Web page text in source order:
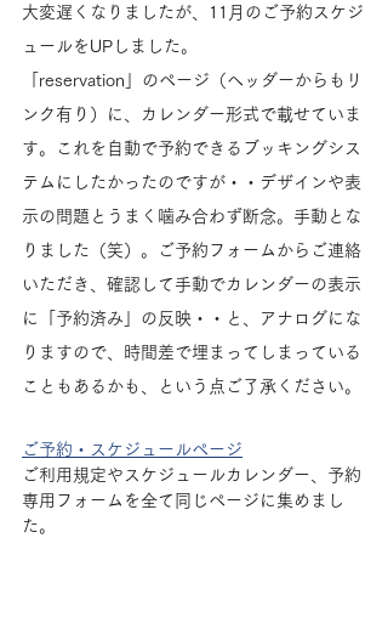
大変遅くなりましたが、11月のご予約スケジ
ュールをUPしました。
「reservation」のページ（ヘッダーからもリ
ンク有り）に、カレンダー形式で載せていま
す。これを自動で予約できるブッキングシス
テムにしたかったのですが・・デザインや表
示の問題とうまく噛み合わず断念。手動とな
りました（笑）。ご予約フォームからご連絡
いただき、確認して手動でカレンダーの表示
に「予約済み」の反映・・と、アナログにな
りますので、時間差で埋まってしまっている
こともあるかも、という点ご了承ください。
ご予約・スケジュールページ
ご利用規定やスケジュールカレンダー、予約
専用フォームを全て同じページに集めまし
た。